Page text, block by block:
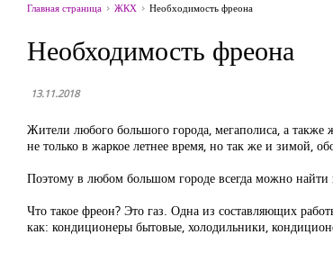
Главная страница ЖКХ Необходимость фреона
Необходимость фреона
13.11.2018
Жители любого большого города, мегаполиса, а
не только в жаркое летнее время, но так же и зимой,
Поэтому в любом большом городе всегда можно найти
Что такое фреон? Это газ. Одна из составляющих
как: кондиционеры бытовые, холодильники,